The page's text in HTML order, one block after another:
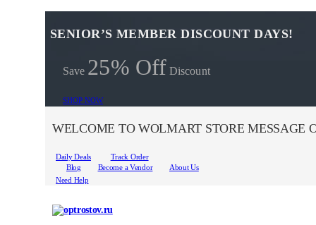
SENIOR’S MEMBER DISCOUNT DAYS!
Save 25% Off Discount
SHOP NOW
WELCOME TO WOLMART STORE MESSAGE
Daily Deals
Track Order
Blog
Become a Vendor
About Us
Need Help